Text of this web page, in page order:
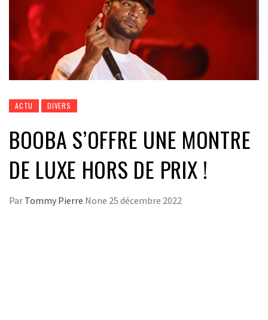
ACTU DIVERS
BOOBA S’OFFRE UNE MONTRE
DE LUXE HORS DE PRIX !
Par Tommy Pierre None 25 décembre 2022